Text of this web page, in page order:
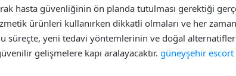
hasta güvenliğinin ön planda tutulması gerektiği
ürünleri kullanırken dikkatli olmaları ve her
süreçte, yeni tedavi yöntemlerinin ve doğal
gelişmelere kapı aralayacaktır. güneyşehir escort